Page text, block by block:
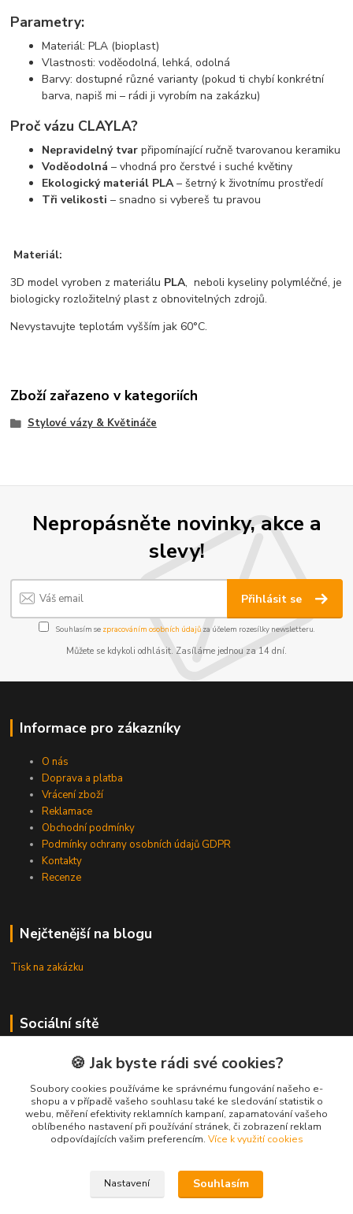
Parametry:
Materiál: PLA (bioplast)
Vlastnosti: voděodolná, lehká, odolná
Barvy: dostupné různé varianty (pokud ti chybí konkrétní
barva, napiš mi – rádi ji vyrobím na zakázku)
Proč vázu CLAYLA?
Nepravidelný tvar připomínající ručně tvarovanou keramiku
Voděodolná – vhodná pro čerstvé i suché květiny
Ekologický materiál PLA– šetrný k životnímu prostředí
Tři velikosti – snadno si vybereš tu pravou
Materiál:
3D model vyroben z materiálu PLA, neboli kyseliny polymléčné, je
biologicky rozložitelný plast z obnovitelných zdrojů.
Nevystavujte teplotám vyšším jak 60°C.
Zboží zařazeno v kategoriích
Stylové vázy & Květináče
Nepropásněte novinky, akce a
slevy!
Přihlásit se
Souhlasím se zpracováním osobních údajůza účelem rozesílky newsletteru.
Můžete se kdykoli odhlásit. Zasíláme jednou za 14 dní.
Informace pro zákazníky
O nás
Doprava a platba
Vrácení zboží
Reklamace
Obchodní podmínky
Podmínky ochrany osobních údajů GDPR
Kontakty
Recenze
Nejčtenější na blogu
Tisk na zakázku
Sociální sítě
Facebook
Kontakty
🍪 Jak byste rádi své cookies?
Soubory cookies používáme ke správnému fungování našeho e-
shopu a v případě vašeho souhlasu také ke sledování statistik o
webu, měření efektivity reklamních kampaní, zapamatování vašeho
oblíbeného nastavení při používání stránek, či zobrazení reklam
odpovídajících vašim preferencím. Více k využití cookies
Nastavení Souhlasím